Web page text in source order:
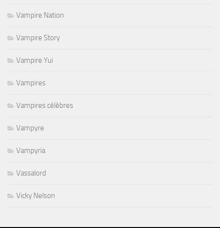
Vampire Nation
Vampire Story
Vampire Yui
Vampires
Vampires célèbres
Vampyre
Vampyria
Vassalord
Vicky Nelson